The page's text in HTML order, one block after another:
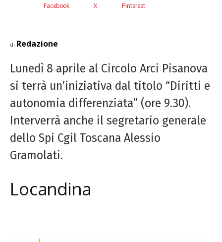
Facebook X Pinterest
di Redazione
Lunedì 8 aprile al Circolo Arci Pisanova
si terrà un’iniziativa dal titolo “Diritti e
autonomia differenziata” (ore 9.30).
Interverrà anche il segretario generale
dello Spi Cgil Toscana Alessio
Gramolati.
Locandina